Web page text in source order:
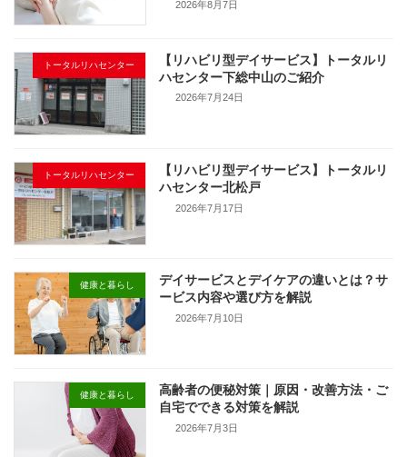
2026年8月7日
トータルリハセンター
【リハビリ型デイサービス】トータルリ
ハセンター下総中山のご紹介
2026年7月24日
トータルリハセンター
【リハビリ型デイサービス】トータルリ
ハセンター北松戸
2026年7月17日
健康と暮らし
デイサービスとデイケアの違いとは？サ
ービス内容や選び方を解説
2026年7月10日
健康と暮らし
高齢者の便秘対策｜原因・改善方法・ご
自宅でできる対策を解説
2026年7月3日